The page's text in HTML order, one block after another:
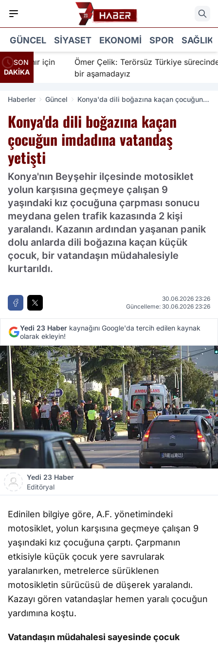
GÜNCEL SIYASET EKONOMI SPOR SAĞLIK
SON
DAKİKA
için
Ömer Çelik: Terörsüz Türkiye sürecinde
bir aşamadayız
Haberler Güncel
Konya'da dili boğazına kaçan çocuğun
Konya'da dili boğazına kaçan
çocuğun imdadına vatandaş
yetişti
Konya'nın Beyşehir ilçesinde motosiklet
yolun karşısına geçmeye çalışan 9
yaşındaki kız çocuğuna çarpması sonucu
meydana gelen trafik kazasında 2 kişi
yaralandı. Kazanın ardından yaşanan panik
dolu anlarda dili boğazına kaçan küçük
çocuk, bir vatandaşın müdahalesiyle
kurtarıldı.
30.06.2026 23:26
Güncelleme: 30.06.2026 23:26
Yedi 23 Haber kaynağını Google'da tercih edilen kaynak
olarak ekleyin!
Yedi 23 Haber
Editöryal
Edinilen bilgiye göre, A.F. yönetimindeki
motosiklet, yolun karşısına geçmeye çalışan 9
yaşındaki kız çocuğuna çarptı. Çarpmanın
etkisiyle küçük çocuk yere savrularak
yaralanırken, metrelerce sürüklenen
motosikletin sürücüsü de düşerek yaralandı.
Kazayı gören vatandaşlar hemen yaralı çocuğun
yardımına koştu.
Vatandaşın müdahalesi sayesinde çocuk